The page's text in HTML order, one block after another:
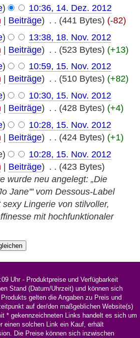
)
10:36, 14. Dez. 2012
| Beiträge) . . (441 Bytes) (-82)
)
13:38, 18. Nov. 2012
| Beiträge) . . (523 Bytes) (+13)
)
10:59, 15. Nov. 2012
Beiträge) . . (510 Bytes) (+82)
)
10:30, 15. Nov. 2012
Beiträge) . . (428 Bytes) (+4)
)
10:28, 15. Nov. 2012
| Beiträge) . . (424 Bytes) (+1)
10:28, 15. Nov. 2012
| Beiträge) . . (423 Bytes)
wurde neu angelegt: „Die
Jane''' vom Dessous-Label
sexy Lingerie von stilvoller,
mit hochfunktionaler
Uhr - Produktpreise und Verfügbarkeit
Stand (Datum/Uhrzeit) und können sich
gelten die Angaben zu Preis und
auf der/den maßgeblichen Website(s)
* gekennzeichneten Links handelt es sich um
einen solchen Link ein Kauf, erhält
Die Preise können sich inzwischen